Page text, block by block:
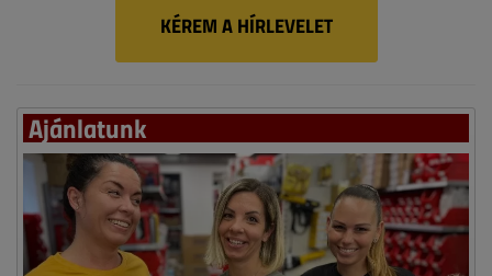
KÉREM A HÍRLEVELET
Ajánlatunk